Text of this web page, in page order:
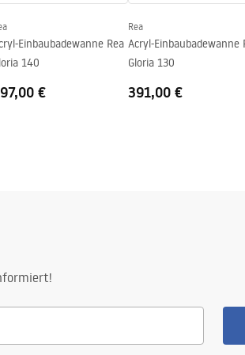
Einbaubadewanne Rea
140
€
Rea
Acryl-Einbaubadewanne
Gloria 130
391,00 €